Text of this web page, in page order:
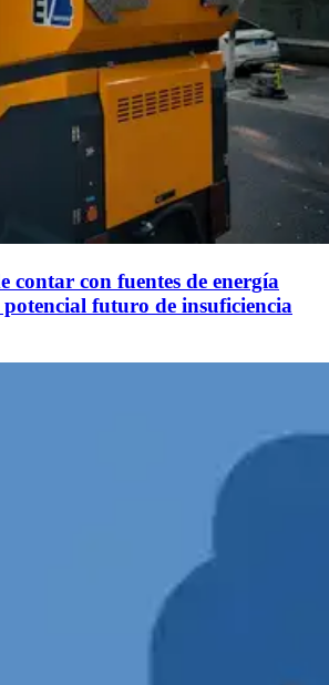
contar con fuentes de energía
futuro de insuficiencia